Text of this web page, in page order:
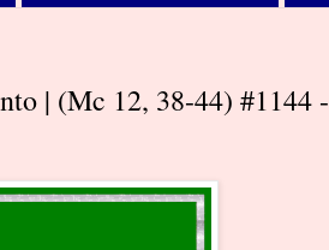
| (Mc 12, 38-44) #1144 -